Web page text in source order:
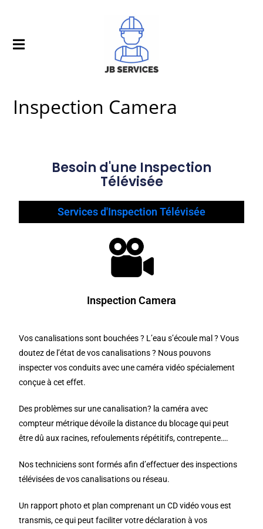
Inspection Camera
Besoin d'une Inspection
Télévisée
Services d'Inspection Télévisée
Inspection Camera
Vos canalisations sont bouchées ? L’eau s’écoule mal ? Vous
doutez de l’état de vos canalisations ? Nous pouvons
inspecter vos conduits avec une caméra vidéo spécialement
conçue à cet effet.
Des problèmes sur une canalisation? la caméra avec
compteur métrique dévoile la distance du blocage qui peut
être dû aux racines, refoulements répétitifs, contrepente….
Nos techniciens sont formés afin d’effectuer des inspections
télévisées de vos canalisations ou réseau.
Un rapport photo et plan comprenant un CD vidéo vous est
transmis, ce qui peut faciliter votre déclaration à vos